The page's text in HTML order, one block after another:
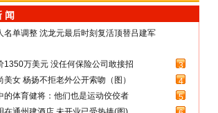
闻
名单调整 沈龙元最后时刻复活顶替吕建军
1350万美元 没任何保险公司敢接招
3
美女 杨扬不拒老外公开索吻（图）
4
的体育健将：他们也是运动佼佼者
5